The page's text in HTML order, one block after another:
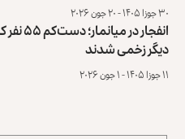
۳۰ جوزا ۱۴۰۵ - ۲۰ جون ۲۰۲۶
دیگر زخمی شدند
۱۱ جوزا ۱۴۰۵ - ۱ جون ۲۰۲۶